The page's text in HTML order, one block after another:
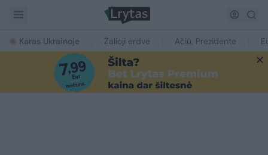
Karas Ukrainoje Žalioji erdvė Ačiū, Prezidente